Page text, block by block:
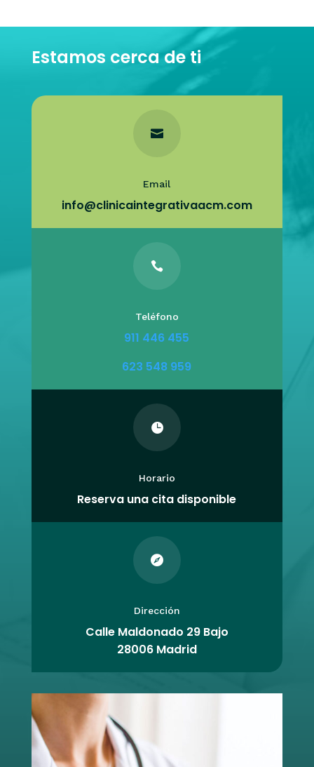
Estamos cerca de ti

Email
info@clinicaintegrativaacm.com

Teléfono
911 446 455
623 548 959

Horario
Reserva una cita disponible

Dirección
Calle Maldonado 29 Bajo
28006 Madrid